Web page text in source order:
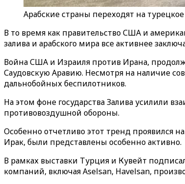
Арабские страны переходят на
В то время как правительство США и
залива и арабского мира все активнее
Война США и Израиля против Ирана,
Саудовскую Аравию. Несмотря на наличие
дальнобойных беспилотников.
На этом фоне государства Залива усилили
противовоздушной обороны.
Особенно отчетливо этот тренд проявился
Ирак, были представлены особенно активно.
В рамках выставки Турция и Кувейт
компаний, включая Aselsan, Havelsan,